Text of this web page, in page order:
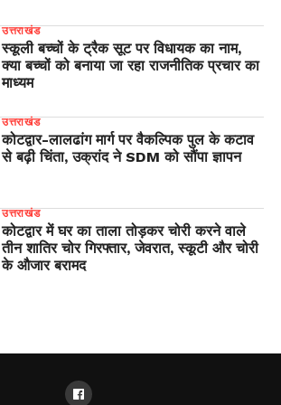
उत्तराखंड
स्कूली बच्चों के ट्रैक सूट पर विधायक का नाम,
क्या बच्चों को बनाया जा रहा राजनीतिक प्रचार का
माध्यम
उत्तराखंड
​कोटद्वार-लालढांग मार्ग पर वैकल्पिक पुल के कटाव
से बढ़ी चिंता, उक्रांद ने SDM को सौंपा ज्ञापन
उत्तराखंड
कोटद्वार में घर का ताला तोड़कर चोरी करने वाले
तीन शातिर चोर गिरफ्तार, जेवरात, स्कूटी और चोरी
के औजार बरामद